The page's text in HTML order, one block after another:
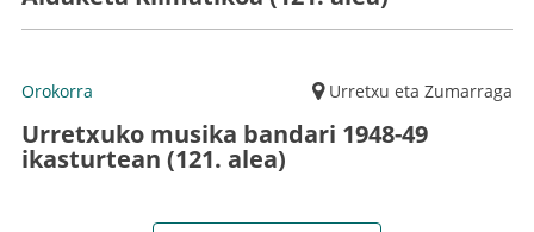
Orokorra Urretxu eta Zumarraga
Urretxuko musika bandari 1948-49
ikasturtean (121. alea)